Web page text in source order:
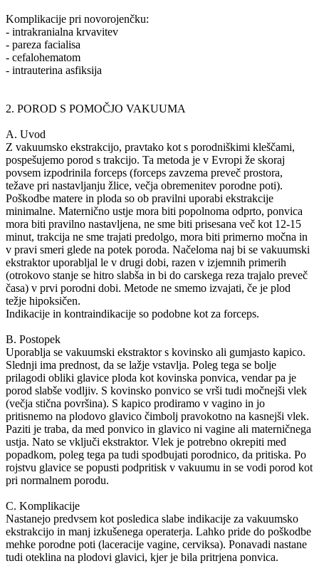
Komplikacije pri novorojenčku:
- intrakranialna krvavitev
- pareza facialisa
- cefalohematom
- intrauterina asfiksija
2. POROD S POMOČJO VAKUUMA
A. Uvod
Z vakuumsko ekstrakcijo, pravtako kot s porodniškimi kleščami,
pospešujemo porod s trakcijo. Ta metoda je v Evropi že skoraj
povsem izpodrinila forceps (forceps zavzema preveč prostora,
težave pri nastavljanju žlice, večja obremenitev porodne poti).
Poškodbe matere in ploda so ob pravilni uporabi ekstrakcije
minimalne. Maternično ustje mora biti popolnoma odprto, ponvica
mora biti pravilno nastavljena, ne sme biti prisesana več kot 12-15
minut, trakcija ne sme trajati predolgo, mora biti primerno močna in
v pravi smeri glede na potek poroda. Načeloma naj bi se vakuumski
ekstraktor uporabljal le v drugi dobi, razen v izjemnih primerih
(otrokovo stanje se hitro slabša in bi do carskega reza trajalo preveč
časa) v prvi porodni dobi. Metode ne smemo izvajati, če je plod
težje hipoksičen.
Indikacije in kontraindikacije so podobne kot za forceps.
B. Postopek
Uporablja se vakuumski ekstraktor s kovinsko ali gumjasto kapico.
Slednji ima prednost, da se lažje vstavlja. Poleg tega se bolje
prilagodi obliki glavice ploda kot kovinska ponvica, vendar pa je
porod slabše vodljiv. S kovinsko ponvico se vrši tudi močnejši vlek
(večja stična površina). S kapico prodiramo v vagino in jo
pritisnemo na plodovo glavico čimbolj pravokotno na kasnejši vlek.
Paziti je traba, da med ponvico in glavico ni vagine ali materničnega
ustja. Nato se vključi ekstraktor. Vlek je potrebno okrepiti med
popadkom, poleg tega pa tudi spodbujati porodnico, da pritiska. Po
rojstvu glavice se popusti podpritisk v vakuumu in se vodi porod kot
pri normalnem porodu.
C. Komplikacije
Nastanejo predvsem kot posledica slabe indikacije za vakuumsko
ekstrakcijo in manj izkušenega operaterja. Lahko pride do poškodbe
mehke porodne poti (laceracije vagine, cerviksa). Ponavadi nastane
tudi oteklina na plodovi glavici, kjer je bila pritrjena ponvica.